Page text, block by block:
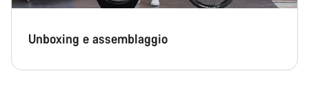
Unboxing e assemblaggio